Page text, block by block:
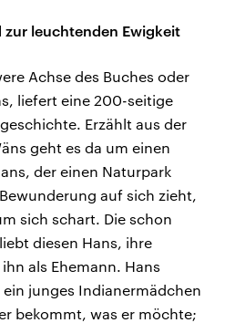
zur leuchtenden Ewigkeit
Achse des Buches oder
liefert eine 200-seitige
Erzählt aus der
geht es da um einen
der einen Naturpark
auf sich zieht,
sich schart. Die schon
diesen Hans, ihre
als Ehemann. Hans
junges Indianermädchen
bekommt, was er möchte;